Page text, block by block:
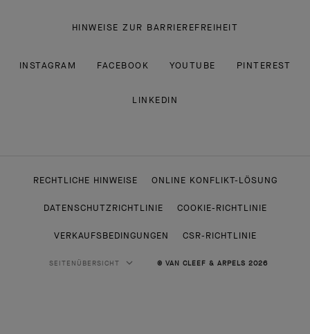
HINWEISE ZUR BARRIEREFREIHEIT
INSTAGRAM FACEBOOK YOUTUBE PINTEREST
LINKEDIN
RECHTLICHE HINWEISE ONLINE KONFLIKT-LÖSUNG
DATENSCHUTZRICHTLINIE COOKIE-RICHTLINIE
VERKAUFSBEDINGUNGEN CSR-RICHTLINIE
SEITENÜBERSICHT © VAN CLEEF & ARPELS 2026